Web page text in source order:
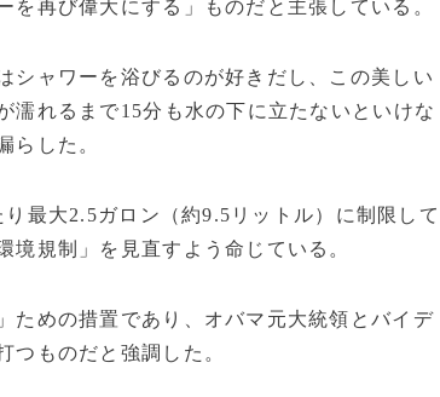
再び偉大にする」ものだと主張している。
シャワーを浴びるのが好きだし、この美しい
濡れるまで15分も水の下に立たないといけな
らした。
最大2.5ガロン（約9.5リットル）に制限して
規制」を見直すよう命じている。
ための措置であり、オバマ元大統領とバイデ
つものだと強調した。